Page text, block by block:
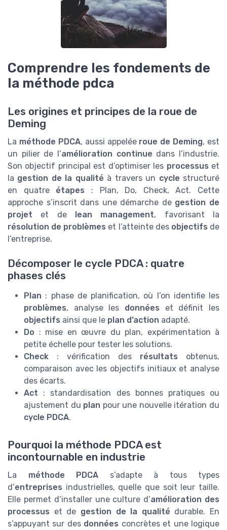
Comprendre les fondements de
la méthode pdca
Les origines et principes de la roue de
Deming
La méthode PDCA, aussi appelée roue de Deming, est
un pilier de l’amélioration continue dans l’industrie.
Son objectif principal est d’optimiser les processus et
la gestion de la qualité à travers un cycle structuré
en quatre étapes : Plan, Do, Check, Act. Cette
approche s’inscrit dans une démarche de gestion de
projet et de lean management, favorisant la
résolution de problèmes et l’atteinte des objectifs de
l’entreprise.
Décomposer le cycle PDCA : quatre
phases clés
Plan : phase de planification, où l’on identifie les
problèmes, analyse les données et définit les
objectifs ainsi que le plan d’action adapté.
Do : mise en œuvre du plan, expérimentation à
petite échelle pour tester les solutions.
Check : vérification des résultats obtenus,
comparaison avec les objectifs initiaux et analyse
des écarts.
Act : standardisation des bonnes pratiques ou
ajustement du plan pour une nouvelle itération du
cycle PDCA.
Pourquoi la méthode PDCA est
incontournable en industrie
La méthode PDCA s’adapte à tous types
d’entreprises industrielles, quelle que soit leur taille.
Elle permet d’installer une culture d’amélioration des
processus et de gestion de la qualité durable. En
s’appuyant sur des données concrètes et une logique